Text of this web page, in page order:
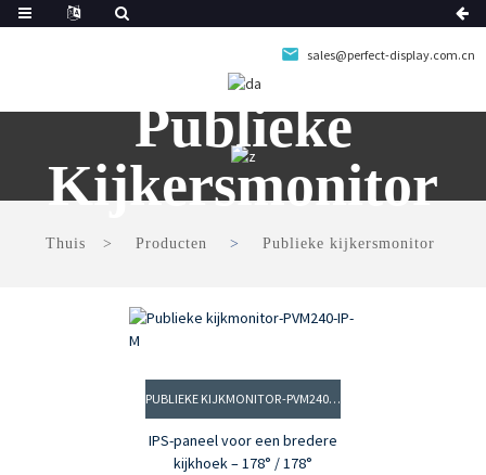
sales@perfect-display.com.cn
Publieke
Kijkersmonitor
Thuis Producten Publieke kijkersmonitor
PUBLIEKE KIJKMONITOR-PVM240-IP-M
IPS-paneel voor een bredere
kijkhoek – 178° / 178°